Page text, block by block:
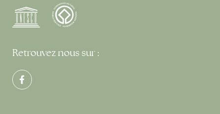
Retrouvez nous sur :